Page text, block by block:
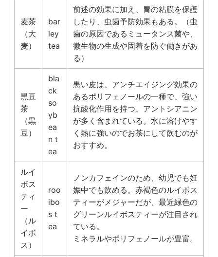
麦茶
（大
麦）
bar
ley
tea
前述の効果に加え、胃の粘膜を保護
したり、虫歯予防効果もある。（虫
歯の原因であるミュータンス菌や、
微生物の生成や固着を防ぐ働きがあ
る）
黒豆
茶
（黒
豆）
bla
ck
so
yb
ea
n t
ea
黒い皮は、アンチエイジング効果の
あるポリフェノールの一種で、強い
抗酸化作用を持つ、アントシアニン
が多く含まれている。水に溶けやす
く熱に強いのでお茶にして飲むのが
おすすめ。
ルイ
ボス
ティ
ー
（ル
イボ
ス）
roo
ibo
s t
ea
ノンカフェインのため、幼児でも妊
娠中でも飲める。赤褐色のルイボス
ティーがメジャーだが、最近緑色の
グリーンルイボスティーが注目され
ている。
ミネラルやポリフェノールが豊富。